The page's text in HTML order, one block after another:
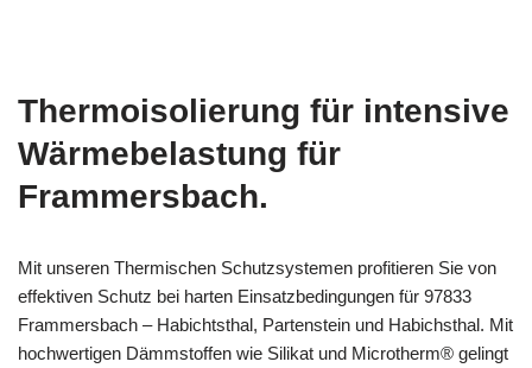
Thermoisolierung für intensive
Wärmebelastung für
Frammersbach.
Mit unseren Thermischen Schutzsystemen profitieren Sie von
effektiven Schutz bei harten Einsatzbedingungen für 97833
Frammersbach – Habichtsthal, Partenstein und Habichsthal. Mit
hochwertigen Dämmstoffen wie Silikat und Microtherm® gelingt